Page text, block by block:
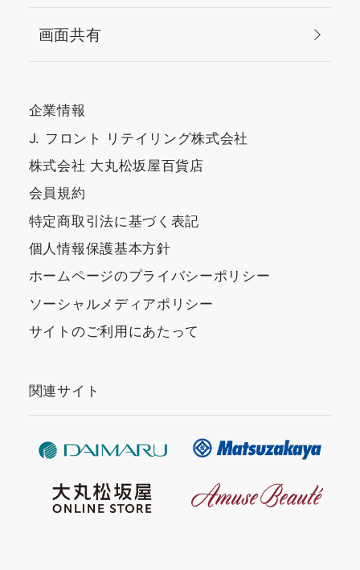
画面共有
企業情報
J. フロント リテイリング株式会社
株式会社 大丸松坂屋百貨店
会員規約
特定商取引法に基づく表記
個人情報保護基本方針
ホームページのプライバシーポリシー
ソーシャルメディアポリシー
サイトのご利用にあたって
関連サイト